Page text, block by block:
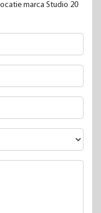
marca Studio 20